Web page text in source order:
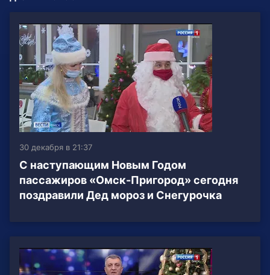
30 декабря в 21:37
С наступающим Новым Годом
пассажиров «Омск-Пригород» сегодня
поздравили Дед мороз и Снегурочка